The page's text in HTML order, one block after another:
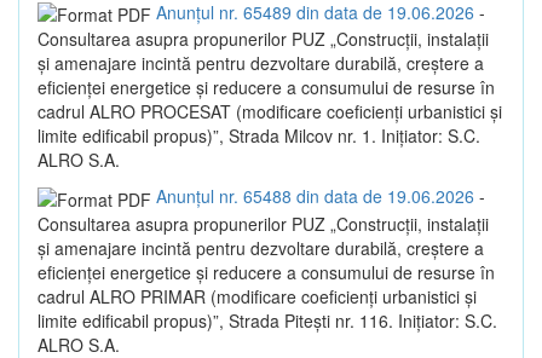
Anunțul nr. 65489 din data de 19.06.2026 -
Consultarea asupra propunerilor PUZ „Construcții, instalații
și amenajare incintă pentru dezvoltare durabilă, creștere a
eficienței energetice și reducere a consumului de resurse în
cadrul ALRO PROCESAT (modificare coeficienți urbanistici și
limite edificabil propus)”, Strada Milcov nr. 1. Inițiator: S.C.
ALRO S.A.
Anunțul nr. 65488 din data de 19.06.2026 -
Consultarea asupra propunerilor PUZ „Construcții, instalații
și amenajare incintă pentru dezvoltare durabilă, creștere a
eficienței energetice și reducere a consumului de resurse în
cadrul ALRO PRIMAR (modificare coeficienți urbanistici și
limite edificabil propus)”, Strada Pitești nr. 116. Inițiator: S.C.
ALRO S.A.